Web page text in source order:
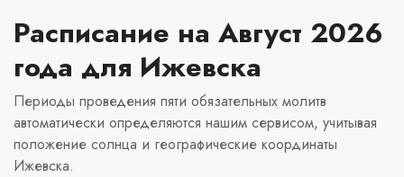
Расписание на Август 2026
года для Ижевска
Периоды проведения пяти обязательных молитв
автоматически определяются нашим сервисом, учитывая
положение солнца и географические координаты
Ижевска.